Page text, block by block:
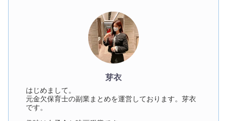
芽衣
はじめまして。
元金欠保育士の副業まとめを運営しております。芽衣
です。